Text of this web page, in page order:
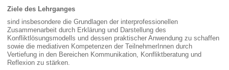
Ziele des Lehrganges
sind insbesondere die Grundlagen der interprofessionellen
Zusammenarbeit durch Erklärung und Darstellung des
Konfliktlösungsmodells und dessen praktischer Anwendung zu schaffen
sowie die mediativen Kompetenzen der TeilnehmerInnen durch
Vertiefung in den Bereichen Kommunikation, Konfliktberatung und
Reflexion zu stärken.